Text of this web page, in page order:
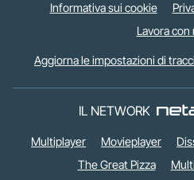
Informativa sui cookie
Lavora con
Aggiorna le impostazioni di
IL NETWORK
Multiplayer Movieplayer
The Great Pizza